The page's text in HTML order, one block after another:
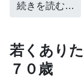
続きを読む…
若くあり
７０歳